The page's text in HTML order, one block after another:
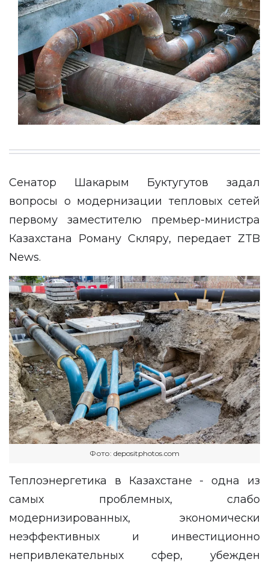
Сенатор Шакарым Буктугутов задал
вопросы о модернизации тепловых сетей
первому заместителю премьер-министра
Казахстана Роману Скляру, передает ZTB
News.
Фото: depositphotos.com
Теплоэнергетика в Казахстане - одна из
самых проблемных, слабо
модернизированных, экономически
неэффективных и инвестиционно
непривлекательных сфер, убежден